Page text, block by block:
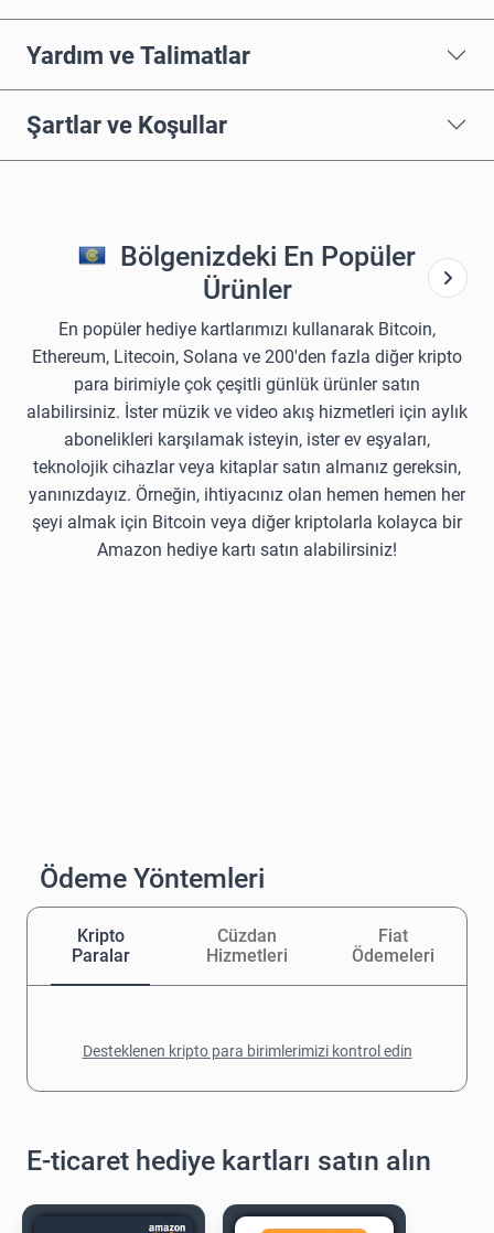
Yardım ve Talimatlar
Şartlar ve Koşullar
Bölgenizdeki En Popüler
Ürünler
En popüler hediye kartlarımızı kullanarak Bitcoin,
Ethereum, Litecoin, Solana ve 200'den fazla diğer kripto
para birimiyle çok çeşitli günlük ürünler satın
alabilirsiniz. İster müzik ve video akış hizmetleri için aylık
abonelikleri karşılamak isteyin, ister ev eşyaları,
teknolojik cihazlar veya kitaplar satın almanız gereksin,
yanınızdayız. Örneğin, ihtiyacınız olan hemen hemen her
şeyi almak için Bitcoin veya diğer kriptolarla kolayca bir
Amazon hediye kartı satın alabilirsiniz!
Ödeme Yöntemleri
Kripto
Paralar
Cüzdan
Hizmetleri
Fiat
Ödemeleri
Desteklenen kripto para birimlerimizi kontrol edin
E-ticaret hediye kartları satın alın